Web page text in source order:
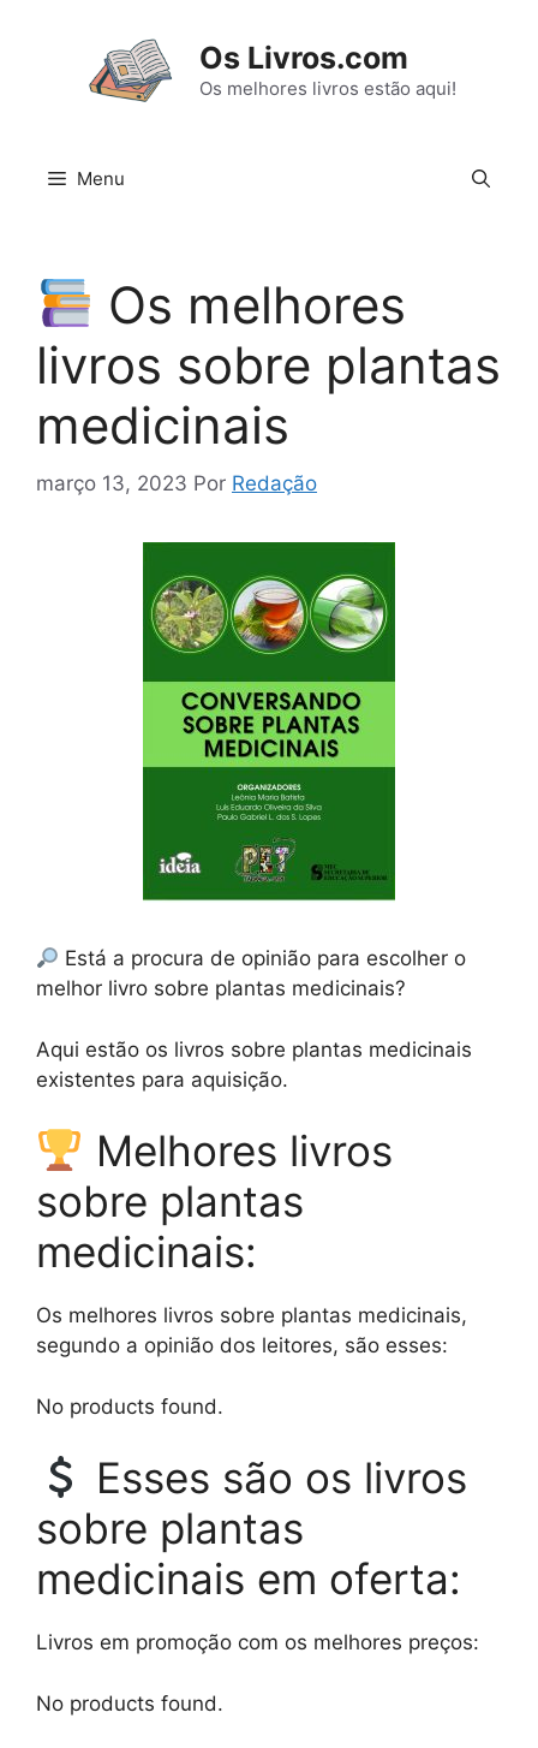
Os Livros.com
Os melhores livros estão aqui!
Menu
Os melhores
livros sobre plantas
medicinais
março 13, 2023 Por Redação
Está a procura de opinião para escolher o
melhor livro sobre plantas medicinais?
Aqui estão os livros sobre plantas medicinais
existentes para aquisição.
Melhores livros
sobre plantas
medicinais:
Os melhores livros sobre plantas medicinais,
segundo a opinião dos leitores, são esses:
No products found.
Esses são os livros
sobre plantas
medicinais em oferta:
Livros em promoção com os melhores preços:
No products found.